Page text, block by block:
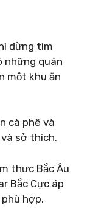
đừng tìm
những quán
một khu ăn
cà phê và
sở thích.
thực Bắc Âu
Bắc Cực áp
hợp.